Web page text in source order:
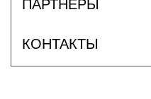
ПАРТНЕРЫ
КОНТАКТЫ